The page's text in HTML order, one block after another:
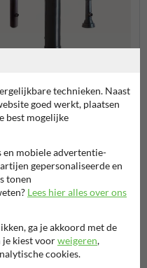
technieken. Naast
goed werkt, plaatsen
best mogelijke
en mobiele advertentie-
gepersonaliseerde en
tonen
Lees hier alles over ons
ga je akkoord met de
je kiest voorweigeren,
cookies.